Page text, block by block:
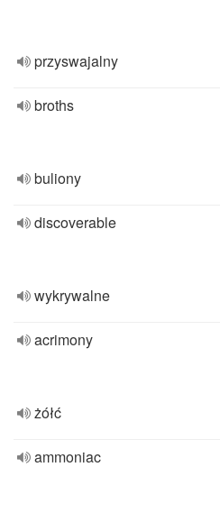
przyswajalny
broths
buliony
discoverable
wykrywalne
acrimony
żółć
ammoniac